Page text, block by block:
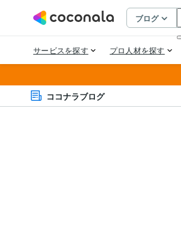
ココナラブログ